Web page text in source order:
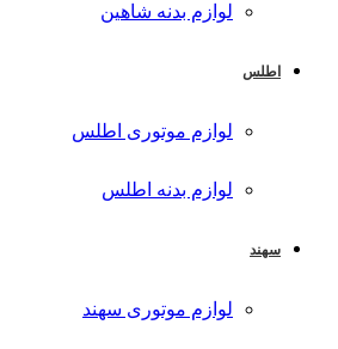
لوازم بدنه شاهین
اطلس
لوازم موتوری اطلس
لوازم بدنه اطلس
سهند
لوازم موتوری سهند